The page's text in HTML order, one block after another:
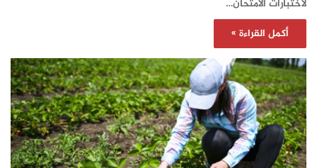
لاختبارات الامتحان…
أكمل القراءة »